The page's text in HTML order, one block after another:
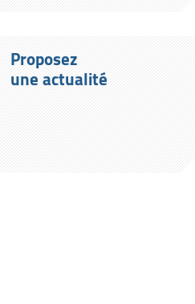
Proposez
une actualité